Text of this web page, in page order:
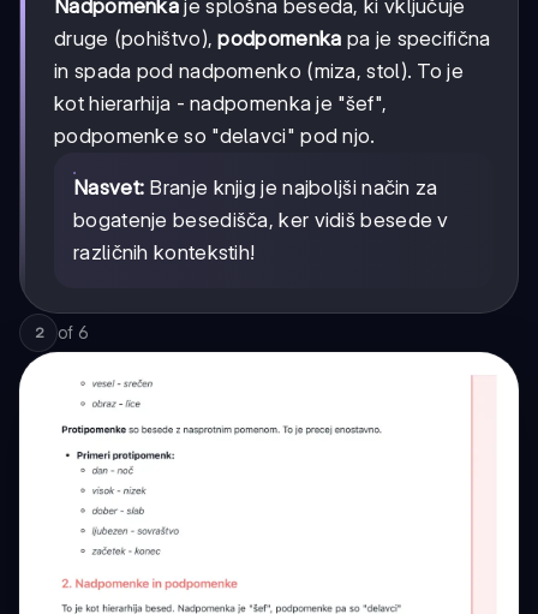
Nadpomenka je splošna beseda, ki vključuje
druge (pohištvo),podpomenka pa je specifična
in spada pod nadpomenko (miza, stol). To je
kot hierarhija - nadpomenka je "šef",
podpomenke so "delavci" pod njo.
Nasvet: Branje knjig je najboljši način za
bogatenje besedišča, ker vidiš besede v
različnih kontekstih!
2 of 6